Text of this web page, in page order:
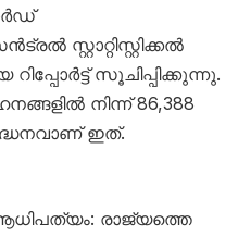
സ്റ്റാറ്റിസ്റ്റിക്കൽ
സൂചിപ്പിക്കുന്നു.
നിന്ന് 86,388
ഇത്.
രാജ്യത്തെ